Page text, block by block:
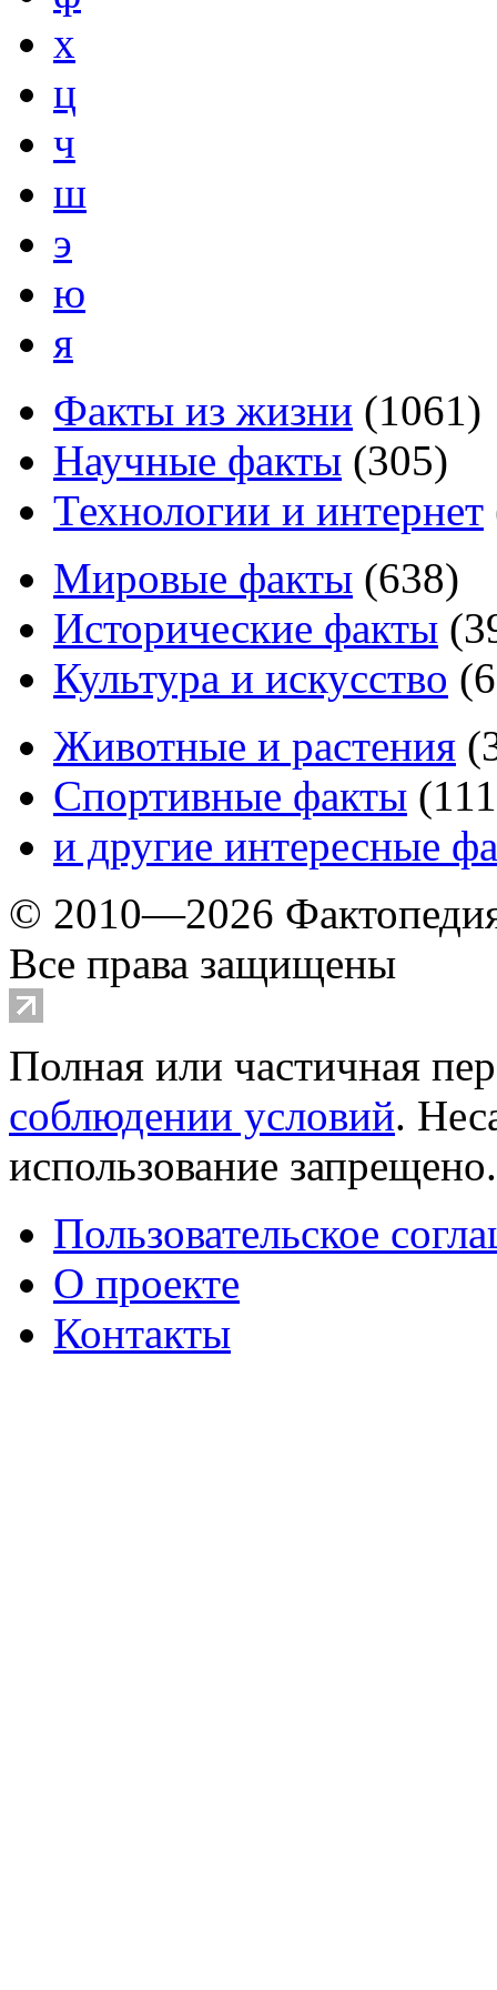
х
ц
ч
ш
э
ю
я
Факты из жизни (1061)
Научные факты (305)
Технологии и интернет
Мировые факты (638)
Исторические факты (
Культура и искусство (
Животные и растения (
Спортивные факты (111
и другие интересные
© 2010—2026
Все права защищены
Полная или частичная
соблюдении условий.
использование
Пользовательское
О проекте
Контакты